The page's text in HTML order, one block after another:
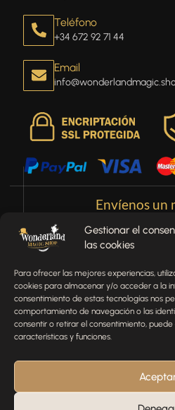
Gestionar el
las cookies
Para ofrecer las mejores experiencias,
cookies para almacenar y/o acceder a la
consentimiento de estas tecnologías nos
comportamiento de navegación o las
consentir o retirar el consentimiento,
características y funciones.
Teléfono
+34 672 92 71 44
Email
Envíenos un
¿Tienes alguna pregunta,
con tu pedido? Estamos aquí
NOMBRE
TELÉFONO